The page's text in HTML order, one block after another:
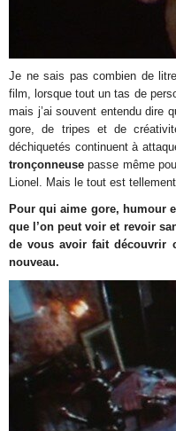
Je ne sais pas combien de
film, lorsque tout un tas de
mais j’ai souvent entendu dire
gore, de tripes et de
déchiquetés continuent à
tronçonneuse passe même
Lionel. Mais le tout est
Pour qui aime gore, humour
que l’on peut voir et revoir
de vous avoir fait découvrir
nouveau.